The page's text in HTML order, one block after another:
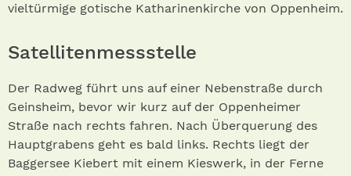
vieltürmige gotische Katharinenkirche von Oppenheim.
Satellitenmessstelle
Der Radweg führt uns auf einer Nebenstraße durch
Geinsheim, bevor wir kurz auf der Oppenheimer
Straße nach rechts fahren. Nach Überquerung des
Hauptgrabens geht es bald links. Rechts liegt der
Baggersee Kiebert mit einem Kieswerk, in der Ferne